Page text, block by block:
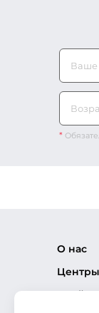
*
О нас
Центры
Прайс-